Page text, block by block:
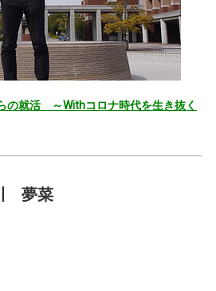
の就活 ～Withコロナ時代を生き抜く
夢菜